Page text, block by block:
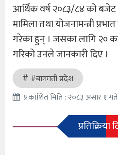
आर्थिक वर्ष २०८३/८४ को बजेट
मामिला तथा योजनामन्त्री
गरेका हुन् । जसका लागि २०
गरिको उनले जानकारी दिए ।
#बागमती प्रदेश
प्रकाशित मिति : २०८३ असार १
प्रतिक्रिया